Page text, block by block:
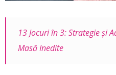
13 Jocuri în 3: Strategie și
Masă Inedite